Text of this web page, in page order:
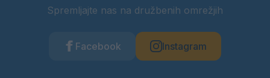
Spremljajte nas na družbenih omrežjih
Facebook Instagram